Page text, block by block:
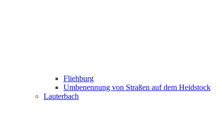
Fliehburg
Umbenennung von Straßen auf dem Heidstock
Lauterbach